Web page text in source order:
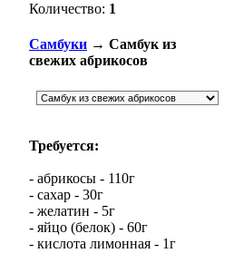
Количество: 1
Самбуки → Самбук из
свежих абрикосов
Требуется:
- абрикосы - 110г
- сахар - 30г
- желатин - 5г
- яйцо (белок) - 60г
- кислота лимонная - 1г